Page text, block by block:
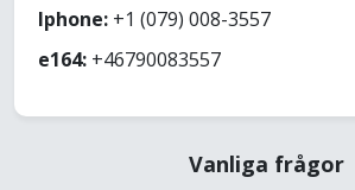
Iphone: +1 (079) 008-3557
e164: +46790083557
Vanliga frågor